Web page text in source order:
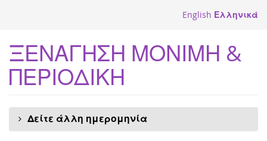
English Ελληνικά
ΞΕΝΑΓΗΣΗ ΜΟΝΙΜΗ &
ΠΕΡΙΟΔΙΚΗ
Δείτε άλλη ημερομηνία